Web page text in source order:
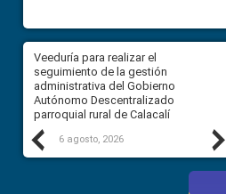
Previous
Veeduría para realizar el
seguimiento de la gestión
administrativa del Gobierno
Autónomo Descentralizado
parroquial rural de Calacalí
6 agosto, 2026